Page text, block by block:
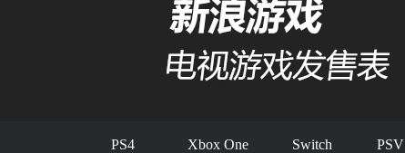
PS4 Xbox One Switch PSV